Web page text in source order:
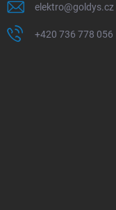
elektro@goldys.cz
+420 736 778 056